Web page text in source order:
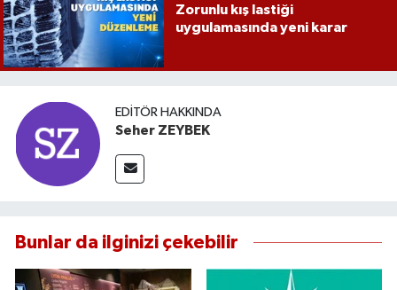
Zorunlu kış lastiği
uygulamasında yeni karar
EDITÖR HAKKINDA
Seher ZEYBEK
Bunlar da ilginizi çekebilir